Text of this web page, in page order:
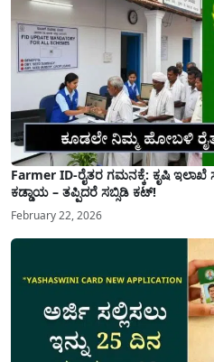
Farmer ID-ರೈತರ ಗಮನಕ್ಕೆ: ಕೃಷಿ
ಕಡ್ಡಾಯ – ತಪ್ಪಿದರೆ ಸಬ್ಸಿಡಿ ಕಟ್!
February 22, 2026